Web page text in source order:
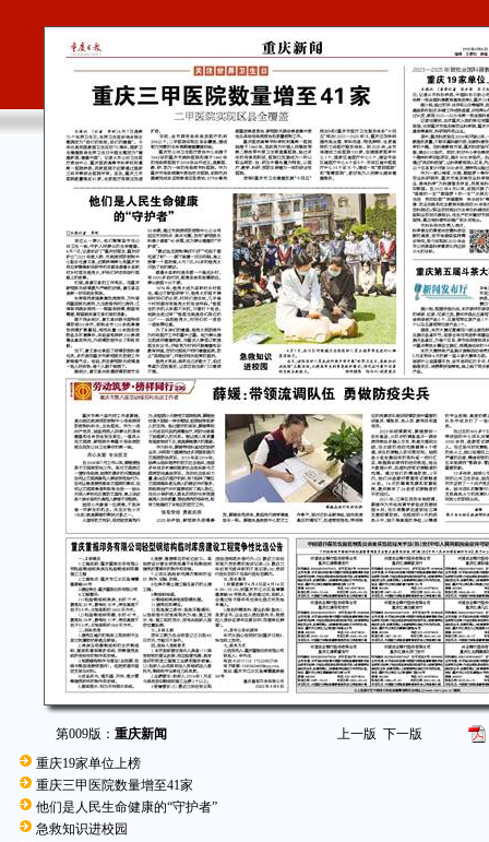
第009版：重庆新闻 上一版 下一版
重庆19家单位上榜
重庆三甲医院数量增至41家
他们是人民生命健康的“守护者”
急救知识进校园